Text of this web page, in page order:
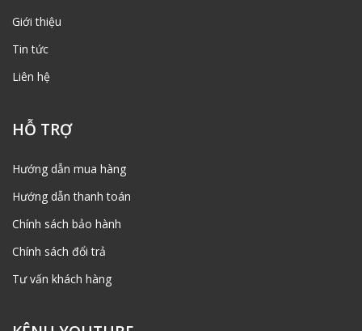
Giới thiệu
Tin tức
Liên hệ
HỖ TRỢ
Hướng dẫn mua hàng
Hướng dẫn thanh toán
Chính sách bảo hành
Chính sách đổi trả
Tư vấn khách hàng